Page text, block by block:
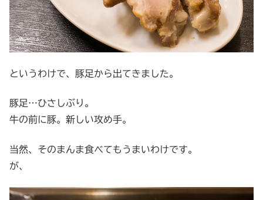
というわけで、豚足から出てきました。
豚足…ひさしぶり。
牛の前に豚。新しい攻め手。
当然、そのまんま食べてもうまいわけです。
が、